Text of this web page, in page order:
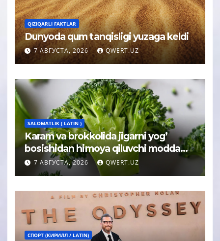
QIZIQARLI FAKTLAR
Dunyoda qum tanqisligi yuzaga keldi
7 АВГУСТА, 2026 QWERT.UZ
SALOMATLIK ( LATIN )
Karam va brokkolida jigarni yog’
bosishidan himoya qiluvchi modda
topildi
7 АВГУСТА, 2026 QWERT.UZ
СПОРТ (КИРИЛЛ / LATIN)